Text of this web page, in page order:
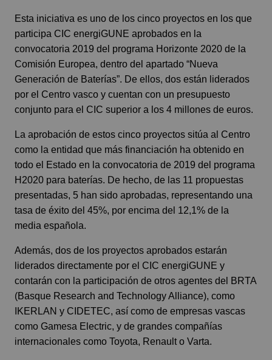
Esta iniciativa es uno de los cinco proyectos en los que
participa CIC energiGUNE aprobados en la
convocatoria 2019 del programa Horizonte 2020 de la
Comisión Europea, dentro del apartado “Nueva
Generación de Baterías”. De ellos, dos están liderados
por el Centro vasco y cuentan con un presupuesto
conjunto para el CIC superior a los 4 millones de euros.
La aprobación de estos cinco proyectos sitúa al Centro
como la entidad que más financiación ha obtenido en
todo el Estado en la convocatoria de 2019 del programa
H2020 para baterías. De hecho, de las 11 propuestas
presentadas, 5 han sido aprobadas, representando una
tasa de éxito del 45%, por encima del 12,1% de la
media española.
Además, dos de los proyectos aprobados estarán
liderados directamente por el CIC energiGUNE y
contarán con la participación de otros agentes del BRTA
(Basque Research and Technology Alliance), como
IKERLAN y CIDETEC, así como de empresas vascas
como Gamesa Electric, y de grandes compañías
internacionales como Toyota, Renault o Varta.